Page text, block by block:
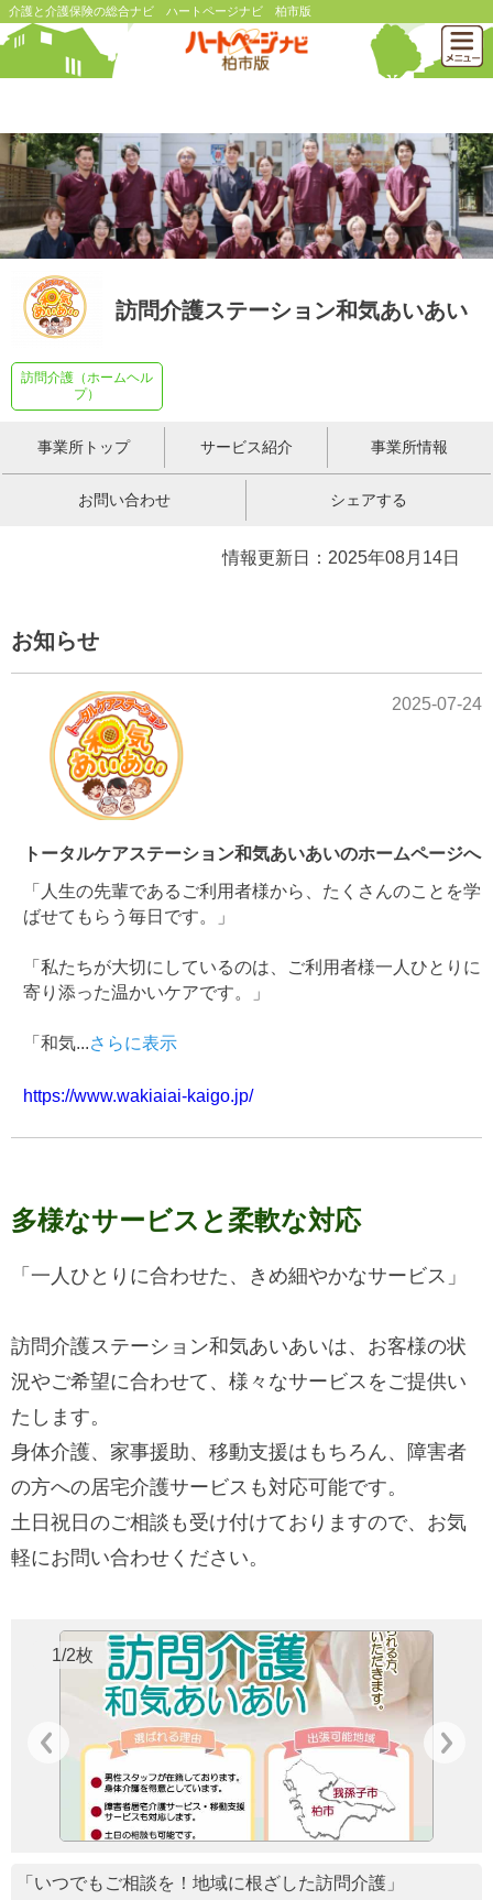
介護と介護保険の総合ナビ ハートページナビ 柏市版
訪問介護ステーション和気あいあい
訪問介護（ホームヘル
プ）
事業所トップ サービス紹介 事業所情報
お問い合わせ シェアする
情報更新日：2025年08月14日
お知らせ
2025-07-24
トータルケアステーション和気あいあいのホームページへ
「人生の先輩であるご利用者様から、たくさんのことを学
ばせてもらう毎日です。」
「私たちが大切にしているのは、ご利用者様一人ひとりに
寄り添った温かいケアです。」
「和気...さらに表示
https://www.wakiaiai-kaigo.jp/
多様なサービスと柔軟な対応
「いつでもご相談を！地域に根ざした訪問介護」
1/2枚
「一人ひとりに合わせた、きめ細やかなサービス」
訪問介護ステーション和気あいあいは、お客様の状
況やご希望に合わせて、様々なサービスをご提供い
たします。
身体介護、家事援助、移動支援はもちろん、障害者
の方への居宅介護サービスも対応可能です。
土日祝日のご相談も受け付けておりますので、お気
軽にお問い合わせください。